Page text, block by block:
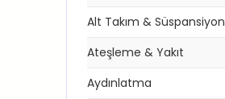
Alt Takım & Süspansiyon
Ateşleme & Yakıt
Aydınlatma